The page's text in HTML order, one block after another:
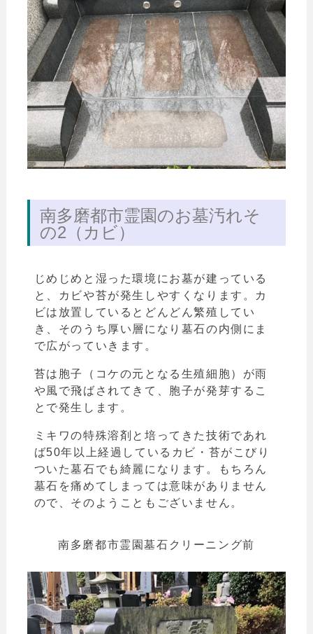
南多磨都市霊園のお墓汚れそ
の2（カビ）
じめじめと湿った環境にお墓が建っている
と、カビや苔が発生しやすくなります。カ
ビは放置しているとどんどん繁殖してい
き、そのうち厚い層になり墓石の内側にま
で広がっていきます。
苔は胞子（コケの元となる生殖細胞）が雨
や風で飛ばされてきて、胞子が発芽するこ
とで発生します。
ミキワの特殊溶剤と培ってきた技術であれ
ば50年以上経過しているカビ・苔がこびり
ついた墓石でも綺麗になります。もちろん
墓石を痛めてしまっては意味がありません
ので、そのようこともございません。
南多磨都市霊園墓石クリーニング前